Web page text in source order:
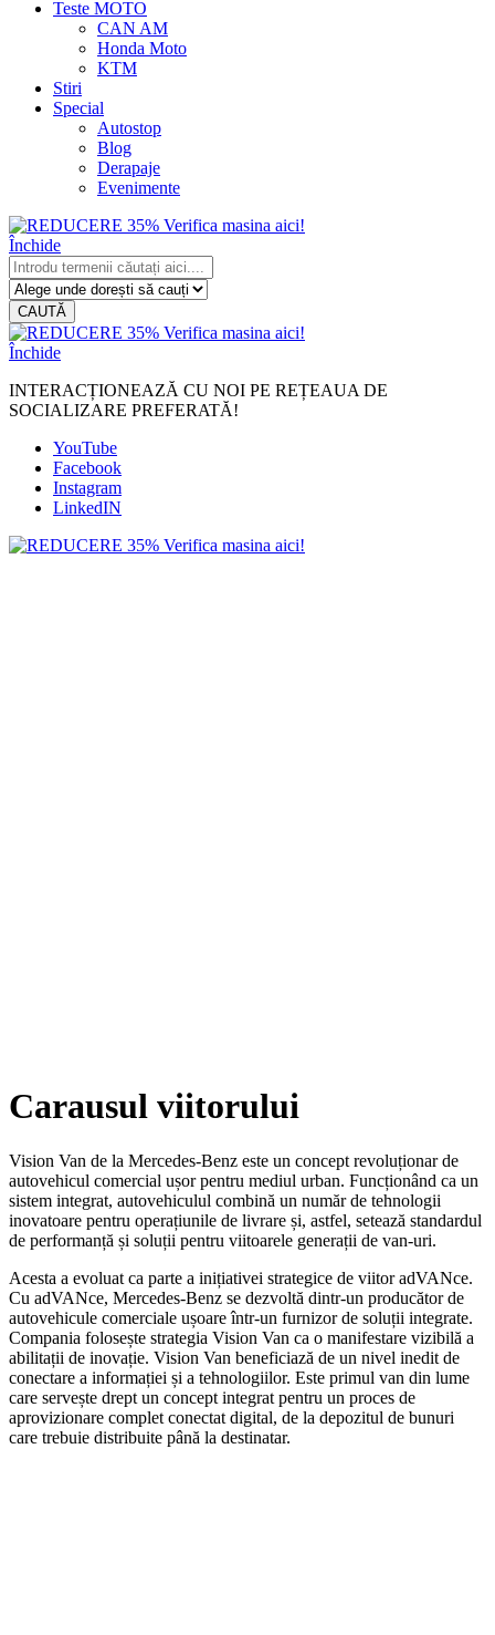
Teste MOTO
CAN AM
Honda Moto
KTM
Stiri
Special
Autostop
Blog
Derapaje
Evenimente
Închide
CAUTĂ
Închide
INTERACȚIONEAZĂ CU NOI PE REȚEAUA DE
SOCIALIZARE PREFERATĂ!
YouTube
Facebook
Instagram
LinkedIN
Carausul viitorului
Vision Van de la Mercedes-Benz este un concept revoluționar de
autovehicul comercial ușor pentru mediul urban. Funcționând ca un
sistem integrat, autovehiculul combină un număr de tehnologii
inovatoare pentru operațiunile de livrare și, astfel, setează standardul
de performanță și soluții pentru viitoarele generații de van-uri.
Acesta a evoluat ca parte a inițiativei strategice de viitor adVANce.
Cu adVANce, Mercedes-Benz se dezvoltă dintr-un producător de
autovehicule comerciale ușoare într-un furnizor de soluții integrate.
Compania folosește strategia Vision Van ca o manifestare vizibilă a
abilitații de inovație. Vision Van beneficiază de un nivel inedit de
conectare a informației și a tehnologiilor. Este primul van din lume
care servește drept un concept integrat pentru un proces de
aprovizionare complet conectat digital, de la depozitul de bunuri
care trebuie distribuite până la destinatar.